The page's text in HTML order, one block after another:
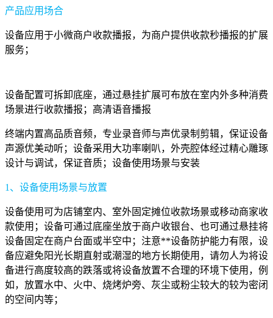
产品应用场合
设备应用于小微商户收款播报，为商户提供收款秒播报的扩展
服务；
设备配置可拆卸底座，通过悬挂扩展可布放在室内外多种消费
场景进行收款播报；高清语音播报
终端内置高品质音频，专业录音师与声优录制剪辑，保证设备
声源优美动听；设备采用大功率喇叭，外壳腔体经过精心雕琢
设计与调试，保证音质；设备使用场景与安装
1、设备使用场景与放置
设备使用可为店铺室内、室外固定摊位收款场景或移动商家收
款使用；设备可通过底座坐放于商户收银台、也可通过悬挂将
设备固定在商户台面或半空中；注意**设备防护能力有限，设
备应避免阳光长期直射或潮湿的地方长期使用，请勿人为将设
备进行高度较高的跌落或将设备放置不合理的环境下使用，例
如，放置水中、火中、烧烤炉旁、灰尘或粉尘较大的较为密闭
的空间内等；